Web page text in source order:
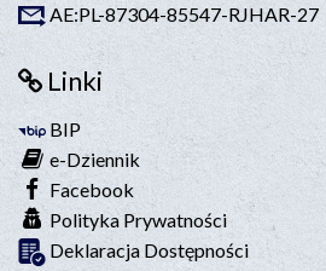
AE:PL-87304-85547-RJHAR-27
Linki
BIP
e-Dziennik
Facebook
Polityka Prywatności
Deklaracja Dostępności